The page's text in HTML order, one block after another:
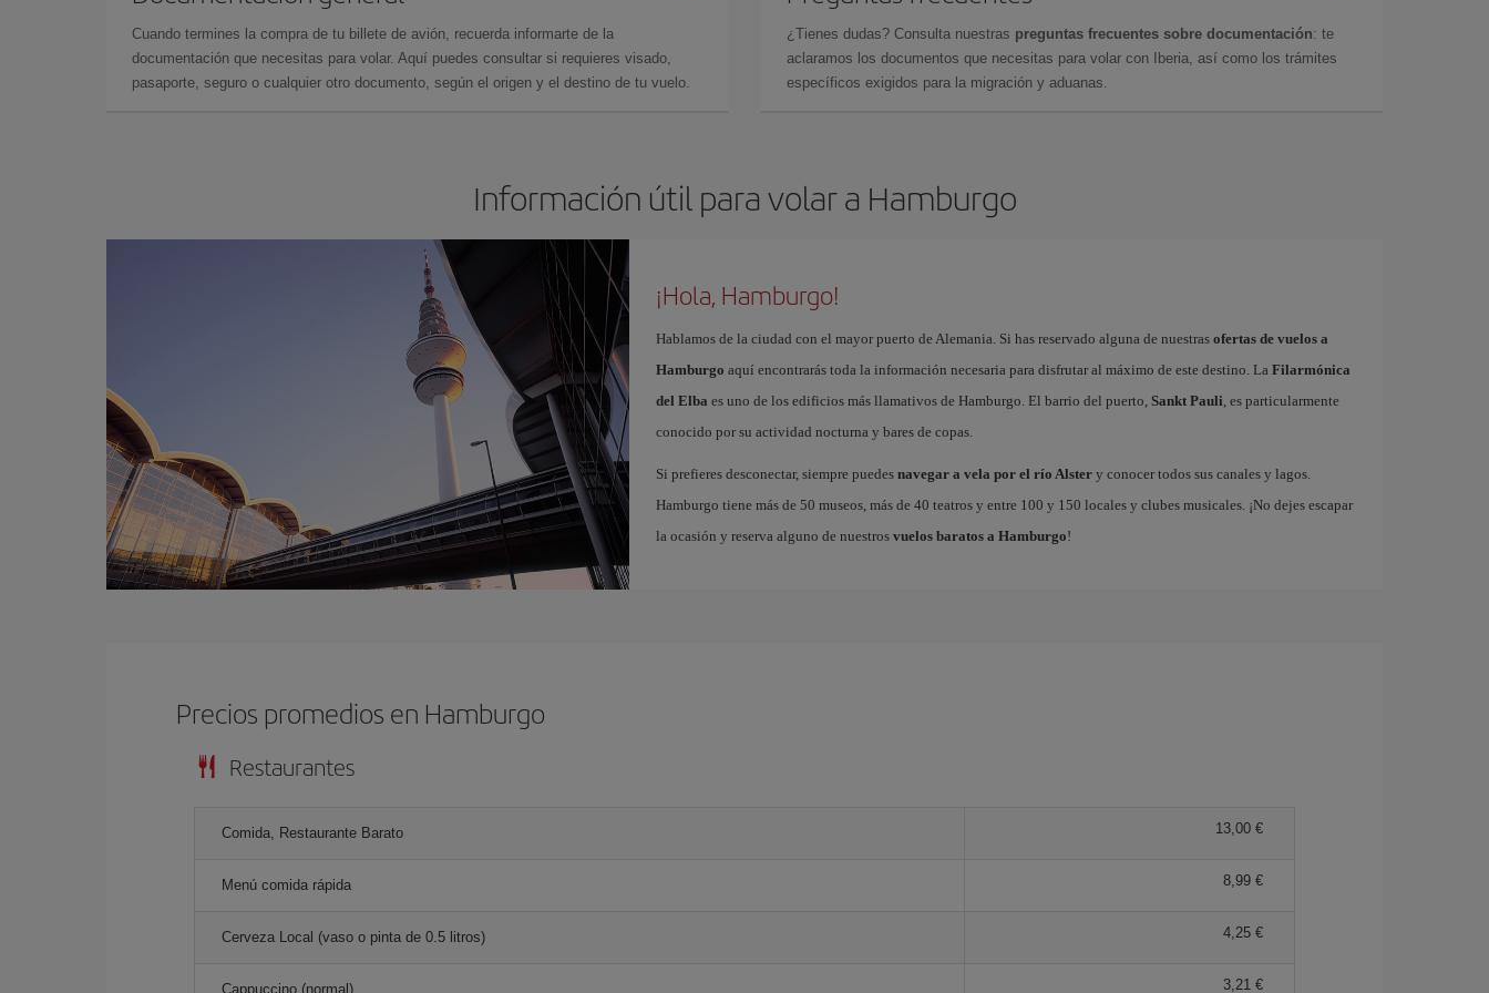
Cuando termines la compra de tu billete de avión, recuerda informarte de la
documentación que necesitas para volar. Aquí puedes consultar si requieres visado,
pasaporte, seguro o cualquier otro documento, según el origen y el destino de tu vuelo.
¿Tienes dudas? Consulta nuestras preguntas frecuentes sobre documentación: te
aclaramos los documentos que necesitas para volar con Iberia, así como los trámites
específicos exigidos para la migración y aduanas.
Información útil para volar a Hamburgo
¡Hola, Hamburgo!
Hablamos de la ciudad con el mayor puerto de Alemania. Si has reservado alguna de nuestras ofertas de vuelos a
Hamburgo aquí encontrarás toda la información necesaria para disfrutar al máximo de este destino. La Filarmónica
del Elba es uno de los edificios más llamativos de Hamburgo. El barrio del puerto, Sankt Pauli, es particularmente
conocido por su actividad nocturna y bares de copas.
Si prefieres desconectar, siempre puedes navegar a vela por el río Alstery conocer todos sus canales y lagos.
Hamburgo tiene más de 50 museos, más de 40 teatros y entre 100 y 150 locales y clubes musicales. ¡No dejes escapar
la ocasión y reserva alguno de nuestros vuelos baratos a Hamburgo!
Precios promedios en Hamburgo
Restaurantes
Comida, Restaurante Barato 13,00 €
Menú comida rápida 8,99 €
Cerveza Local (vaso o pinta de 0.5 litros) 4,25 €
Cappuccino (normal) 3,21 €